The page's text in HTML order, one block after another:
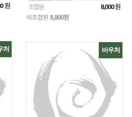
원
냉장
조합원 8,000원
비조합원 8,800원
처 바우처